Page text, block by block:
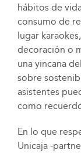
hábitos de
consumo de
lugar
decoración o
una yincana
sobre
asistentes
como
En lo que
Unicaja -